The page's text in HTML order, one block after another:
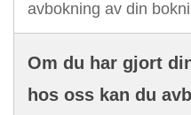
avbokning av din
Om du har gjort
hos oss kan du